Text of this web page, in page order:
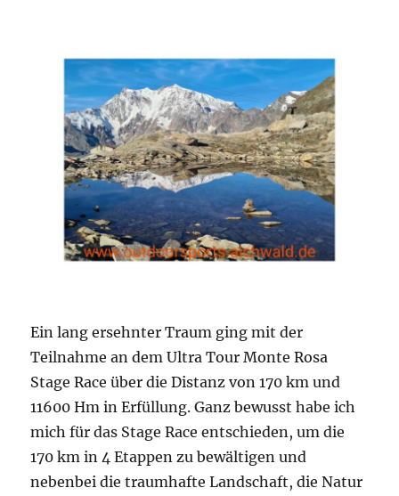
Ein lang ersehnter Traum ging mit der
Teilnahme an dem Ultra Tour Monte Rosa
Stage Race über die Distanz von 170 km und
11600 Hm in Erfüllung. Ganz bewusst habe ich
mich für das Stage Race entschieden, um die
170 km in 4 Etappen zu bewältigen und
nebenbei die traumhafte Landschaft, die Natur